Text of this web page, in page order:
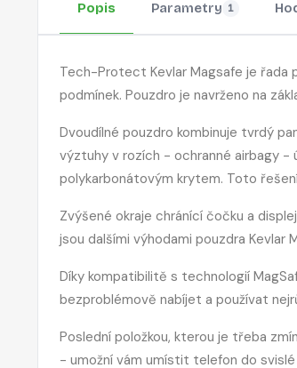
Popis Parametry 1
Tech-Protect Kevlar Magsafe je řada
podmínek. Pouzdro je navrženo na
Dvoudílné pouzdro kombinuje tvrdý
výztuhy v rozích - ochranné airbagy -
polykarbonátovým krytem. Toto
Zvýšené okraje chránící čočku a
jsou dalšími výhodami pouzdra Kevlar
Díky kompatibilitě s technologií
bezproblémově nabíjet a používat
Poslední položkou, kterou je třeba
- umožní vám umístit telefon do